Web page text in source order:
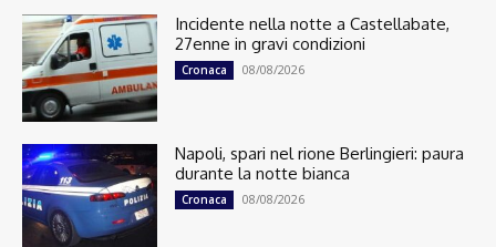
Incidente nella notte a Castellabate,
27enne in gravi condizioni
Cronaca 08/08/2026
Napoli, spari nel rione Berlingieri: paura
durante la notte bianca
Cronaca 08/08/2026